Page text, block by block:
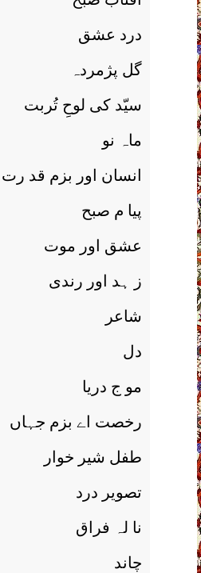
درد عشق
گل پژمردہ
سیّد کی لوحِ تُربت
ماہ نو
انسان اور بزم قد رت
پيا م صبح
عشق اور موت
ز ہد اور رندی
شاعر
دل
مو ج دريا
رخصت اے بزم جہاں
طفل شير خوار
تصوير درد
نا لہ فراق
چاند